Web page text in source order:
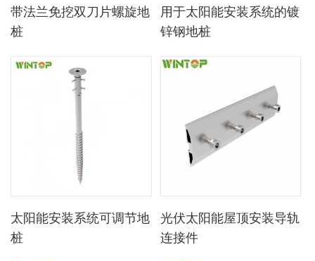
带法兰免挖双刀片螺旋地
桩
用于太阳能安装系统的镀
锌钢地桩
太阳能安装系统可调节地
桩
光伏太阳能屋顶安装导轨
连接件